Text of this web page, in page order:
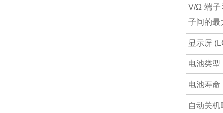
V/Ω 端子
子间的最
显示屏
电池类型
电池寿命
自动关机